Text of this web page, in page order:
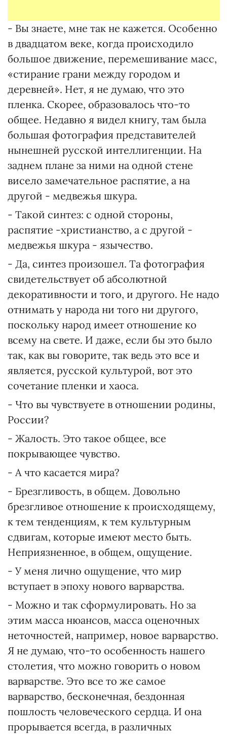
- Вы знаете, мне так не кажется. Особенно
в двадцатом веке, когда происходило
большое движение, перемешивание масс,
«стирание грани между городом и
деревней». Нет, я не думаю, что это
пленка. Скорее, образовалось что-то
общее. Недавно я видел книгу, там была
большая фотография представителей
нынешней русской интеллигенции. На
заднем плане за ними на одной стене
висело замечательное распятие, а на
другой - медвежья шкура.
- Такой синтез: с одной стороны,
распятие -христианство, а с другой -
медвежья шкура - язычество.
- Да, синтез произошел. Та фотография
свидетельствует об абсолютной
декоративности и того, и другого. Не надо
отнимать у народа ни того ни другого,
поскольку народ имеет отношение ко
всему на свете. И даже, если бы это было
так, как вы говорите, так ведь это все и
является, русской культурой, вот это
сочетание пленки и хаоса.
- Что вы чувствуете в отношении родины,
России?
- Жалость. Это такое общее, все
покрывающее чувство.
- А что касается мира?
- Брезгливость, в общем. Довольно
брезгливое отношение к происходящему,
к тем тенденциям, к тем культурным
сдвигам, которые имеют место быть.
Неприязненное, в общем, ощущение.
- У меня лично ощущение, что мир
вступает в эпоху нового варварства.
- Можно и так сформулировать. Но за
этим масса нюансов, масса оценочных
неточностей, например, новое варварство.
Я не думаю, что-то особенность нашего
столетия, что можно говорить о новом
варварстве. Это все то же самое
варварство, бесконечная, бездонная
пошлость человеческого сердца. И она
прорывается всегда, в различных